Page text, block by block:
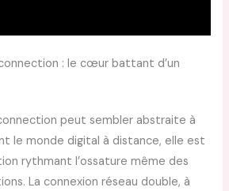
: le cœur battant d’un
peut sembler abstraite à
le monde digital à distance, elle est
rythmant l’ossature même des
La connexion réseau double, à